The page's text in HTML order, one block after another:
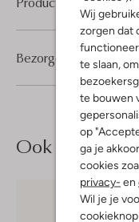
Wij
zorgen dat
te slaan,
te bouwen
op
ga je
cookies
privacy- en
Wil je je
Bezorgen &
Ook iets voor